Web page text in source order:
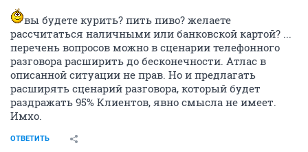
вы будете курить? пить пиво? желаете
рассчитаться наличными или банковской картой? ...
перечень вопросов можно в сценарии телефонного
разговора расширить до бесконечности. Атлас в
описанной ситуации не прав. Но и предлагать
расширять сценарий разговора, который будет
раздражать 95% Клиентов, явно смысла не имеет.
Имхо.
ОТВЕТИТЬ